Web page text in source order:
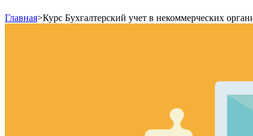
Главная>Курс Бухгалтерский учет в некоммерческих